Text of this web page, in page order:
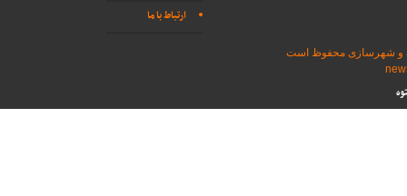
ارتباط با ما
و شهرسازی محفوظ است